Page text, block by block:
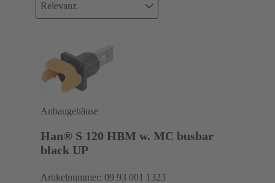
Relevanz
Anbaugehäuse
Han® S 120 HBM w. MC busbar
black UP
Artikelnummer: 09 93 001 1323